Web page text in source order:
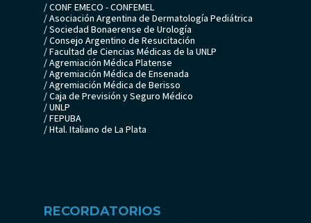
/ CONF EMECO - CONFEMEL
/ Asociación Argentina de Dermatología Pediátrica
/ Sociedad Bonaerense de Urología
/ Consejo Argentino de Resucitación
/ Facultad de Ciencias Médicas de la UNLP
/ Agremiación Médica Platense
/ Agremiación Médica de Ensenada
/ Agremiación Médica de Berisso
/ Caja de Previsión y Seguro Médico
/ UNLP
/ FEPUBA
/ Htal. Italiano de La Plata
RECORDATORIOS